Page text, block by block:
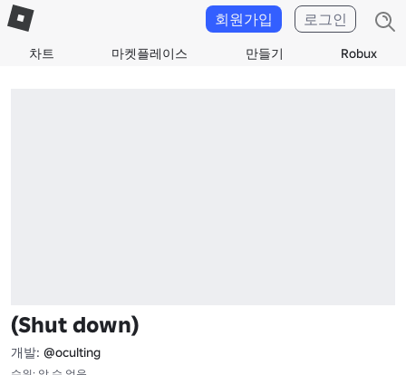
차트 마켓플레이스 만들기 Robux
회원가입 로그인
(Shut down)
개발: @oculting